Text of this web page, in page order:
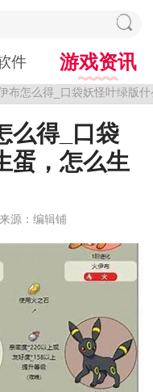
件 游戏资讯
布怎么得_口袋妖怪叶绿版
么得_口袋
蛋，怎么生
来源：编辑铺